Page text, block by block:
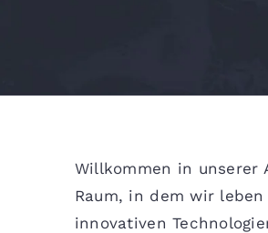
Willkommen in unserer
Raum, in dem wir
innovativen